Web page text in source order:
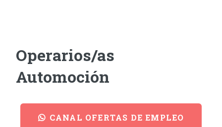
Operarios/as
Automoción
CANAL OFERTAS DE EMPLEO